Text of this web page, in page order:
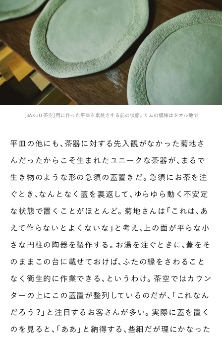
［SAKUU 茶空］用に作った平皿を素焼きする前の状態。リムの模様はタオル地で
平皿の他にも、茶器に対する先入観がなかった菊地さ
んだったからこそ生まれたユニークな茶器が、まるで
生き物のような形の急須の蓋置きだ。急須にお茶を注
ぐとき、なんとなく蓋を裏返して、ゆらゆら動く不安定
な状態で置くことがほとんど。菊地さんは「これは、あ
えて作らないとよくないな」と考え、上の面が平らな小
さな円柱の陶器を製作する。お湯を注ぐときに、蓋をそ
のままこの台に載せておけば、ふたの縁をさわること
なく衛生的に作業できる、というわけ。茶空ではカウン
ターの上にこの蓋置が整列しているのだが、「これなん
だろう？」と注目するお客さんが多い。実際に蓋を置く
のを見ると、「ああ」と納得する、些細だが理にかなった